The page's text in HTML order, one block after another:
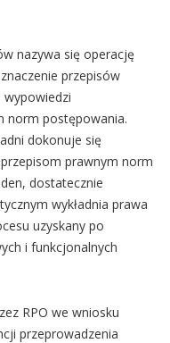
nazywa się operację
przepisów
wypowiedzi
norm postępowania.
dokonuje się
prawnym norm
dostatecznie
wykładnia prawa
uzyskany po
i funkcjonalnych
RPO we wniosku
przeprowadzenia